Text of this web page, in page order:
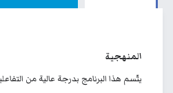
المنهجية
يتّسم هذا البرنامج بدرجة عالية من